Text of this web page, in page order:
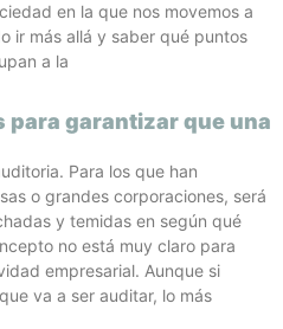
en la que nos movemos a
ir más allá y saber qué puntos
a la
para garantizar que una
Para los que han
o grandes corporaciones, será
y temidas en según qué
no está muy claro para
empresarial. Aunque si
va a ser auditar, lo más